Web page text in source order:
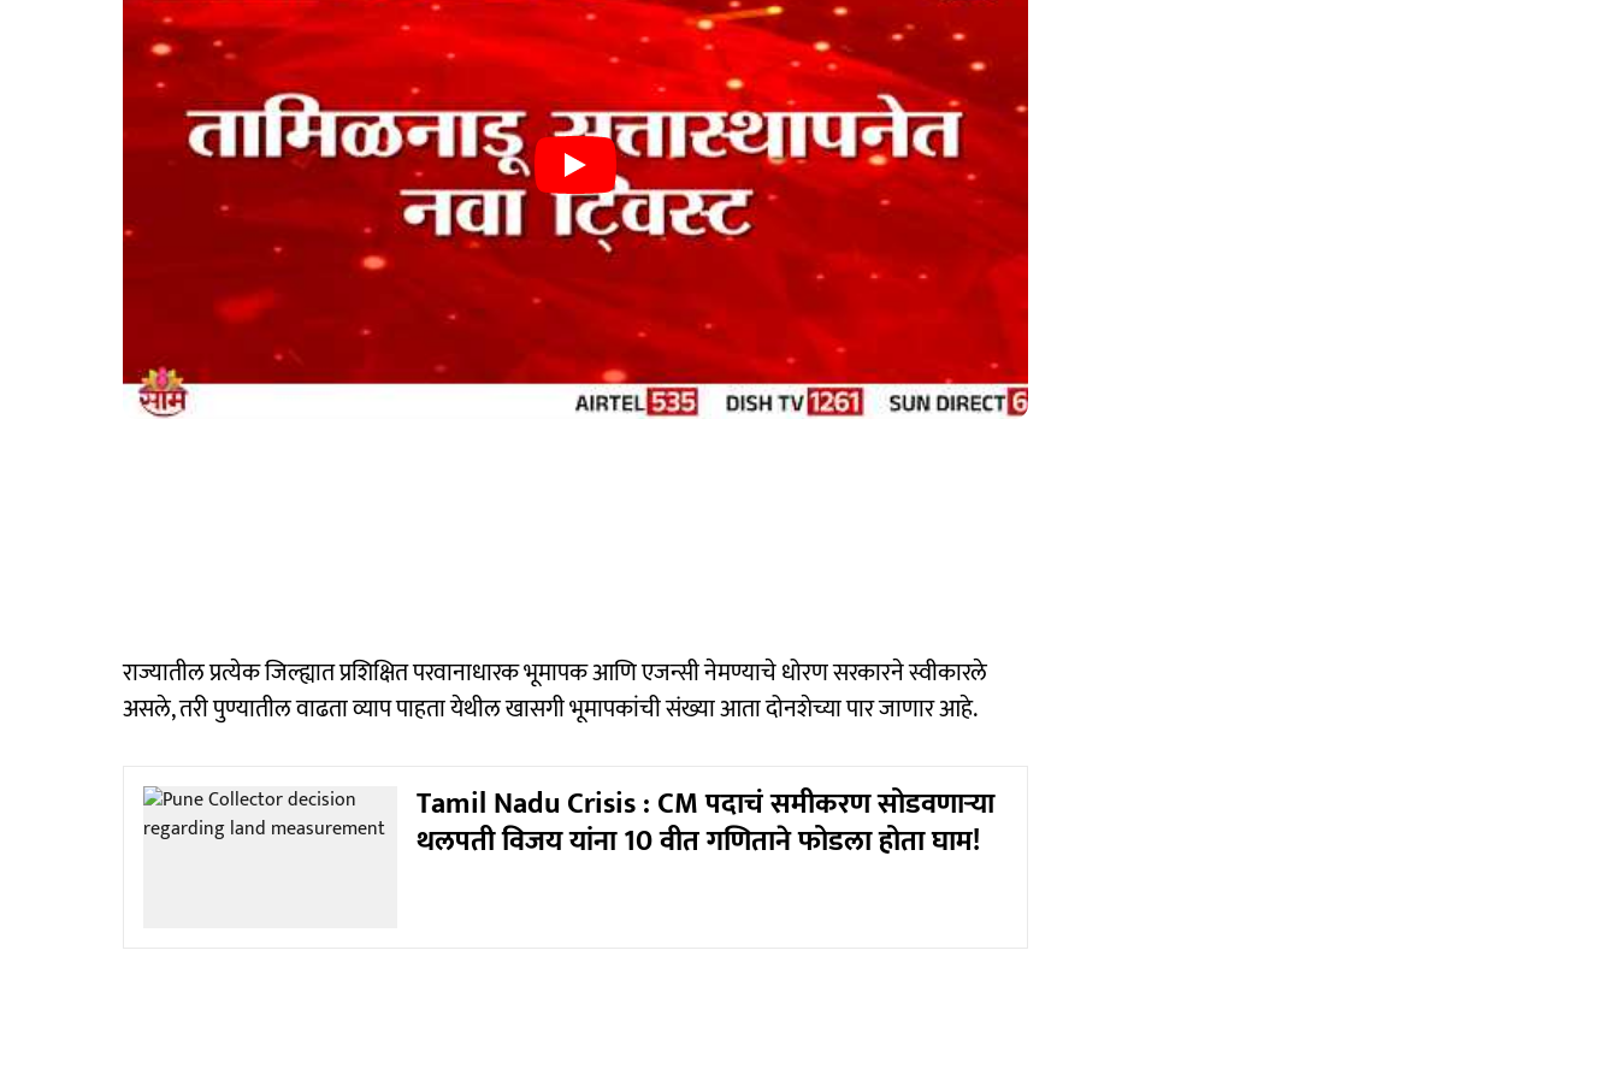
राज्यातील प्रत्येक जिल्ह्यात प्रशिक्षित परवानाधारक भूमापक आणि एजन्सी नेमण्याचे धोरण सरकारने स्वीकारले
असले, तरी पुण्यातील वाढता व्याप पाहता येथील खासगी भूमापकांची संख्या आता दोनशेच्या पार जाणार आहे.
Tamil Nadu Crisis : CM पदाचं समीकरण सोडवणाऱ्या
थलपती विजय यांना 10 वीत गणिताने फोडला होता घाम!